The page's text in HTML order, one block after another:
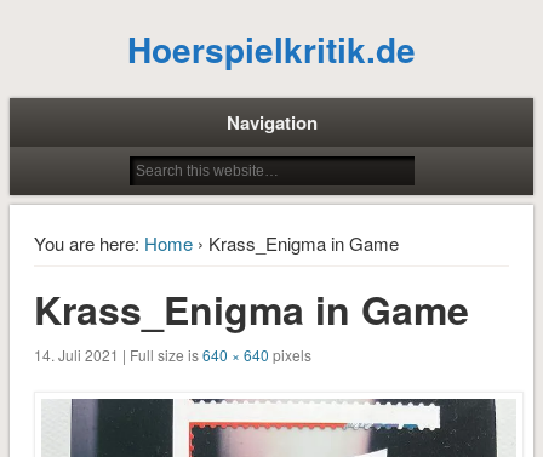
Hoerspielkritik.de
Navigation
You are here: Home› Krass_Enigma in Game
Krass_Enigma in Game
14. Juli 2021 | Full size is640 × 640 pixels